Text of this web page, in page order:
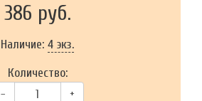
386 руб.
Наличие: 4 экз.
Количество:
– +